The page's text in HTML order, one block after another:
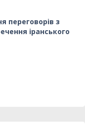
переговорів з
іранського